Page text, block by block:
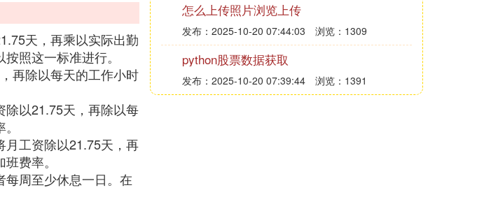
天，再乘以实际出勤
照这一标准进行。
再除以每天的工作小时
除以21.75天，再除以每
月工资除以21.75天，再
费率。
周至少休息一日。在
怎么上传照片浏览上传
发布：2025-10-20 07:44:03 浏览：1309
python股票数据获取
发布：2025-10-20 07:39:44 浏览：1391